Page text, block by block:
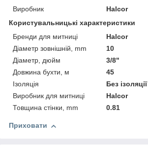
Виробник
Halcor
Користувальницькі характеристики
Бренди для митниці
Halcor
Діаметр зовнішній, mm
10
Діаметр, дюйм
3/8"
Довжина бухти, м
45
Ізоляція
Без ізоляції
Виробник для митниці
Halcor
Товщина стінки, mm
0.81
Приховати